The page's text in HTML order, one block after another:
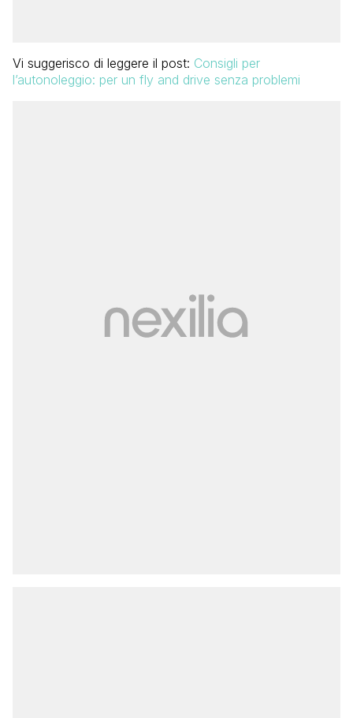
Vi suggerisco di leggere il post: Consigli per
l’autonoleggio: per un fly and drive senza problemi